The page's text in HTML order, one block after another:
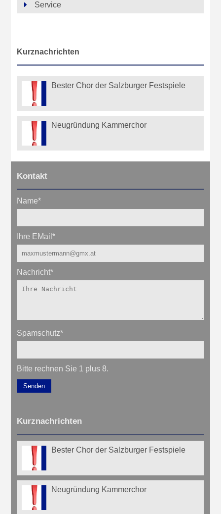
Service
Kurznachrichten
Bester Chor der Salzburger Festspiele
Neugründung Kammerchor
Kontakt
Name*
Ihre EMail*
Nachricht*
Spamschutz*
Bitte rechnen Sie 1 plus 8.
Senden
Kurznachrichten
Bester Chor der Salzburger Festspiele
Neugründung Kammerchor